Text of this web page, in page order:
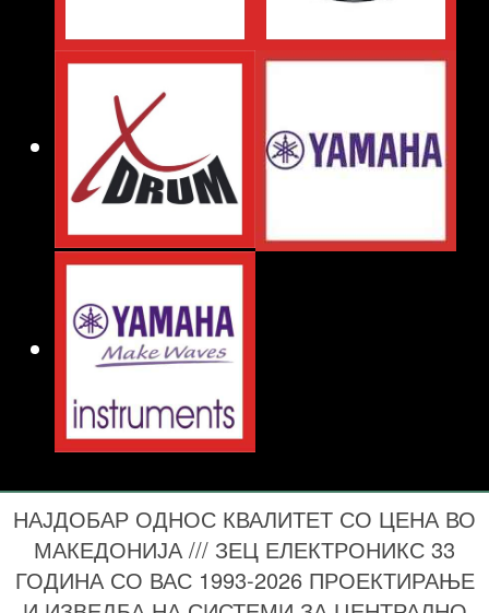
НАЈДОБАР ОДНОС КВАЛИТЕТ СО ЦЕНА ВО
МАКЕДОНИЈА /// ЗЕЦ ЕЛЕКТРОНИКС 33
ГОДИНА СО ВАС 1993-2026 ПРОЕКТИРАЊЕ